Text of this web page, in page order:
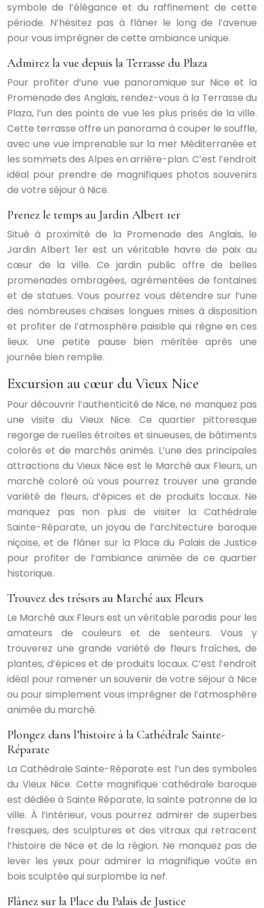
symbole de l’élégance et du raffinement de cette
période. N’hésitez pas à flâner le long de l’avenue
pour vous imprégner de cette ambiance unique.
Admirez la vue depuis la Terrasse du Plaza
Pour profiter d’une vue panoramique sur Nice et la
Promenade des Anglais, rendez-vous à la Terrasse du
Plaza, l’un des points de vue les plus prisés de la ville.
Cette terrasse offre un panorama à couper le souffle,
avec une vue imprenable sur la mer Méditerranée et
les sommets des Alpes en arrière-plan. C’est l’endroit
idéal pour prendre de magnifiques photos souvenirs
de votre séjour à Nice.
Prenez le temps au Jardin Albert 1er
Situé à proximité de la Promenade des Anglais, le
Jardin Albert 1er est un véritable havre de paix au
cœur de la ville. Ce jardin public offre de belles
promenades ombragées, agrémentées de fontaines
et de statues. Vous pourrez vous détendre sur l’une
des nombreuses chaises longues mises à disposition
et profiter de l’atmosphère paisible qui règne en ces
lieux. Une petite pause bien méritée après une
journée bien remplie.
Excursion au cœur du Vieux Nice
Pour découvrir l’authenticité de Nice, ne manquez pas
une visite du Vieux Nice. Ce quartier pittoresque
regorge de ruelles étroites et sinueuses, de bâtiments
colorés et de marchés animés. L’une des principales
attractions du Vieux Nice est le Marché aux Fleurs, un
marché coloré où vous pourrez trouver une grande
variété de fleurs, d’épices et de produits locaux. Ne
manquez pas non plus de visiter la Cathédrale
Sainte-Réparate, un joyau de l’architecture baroque
niçoise, et de flâner sur la Place du Palais de Justice
pour profiter de l’ambiance animée de ce quartier
historique.
Trouvez des trésors au Marché aux Fleurs
Le Marché aux Fleurs est un véritable paradis pour les
amateurs de couleurs et de senteurs. Vous y
trouverez une grande variété de fleurs fraîches, de
plantes, d’épices et de produits locaux. C’est l’endroit
idéal pour ramener un souvenir de votre séjour à Nice
ou pour simplement vous imprégner de l’atmosphère
animée du marché.
Plongez dans l’histoire à la Cathédrale Sainte-
Réparate
La Cathédrale Sainte-Réparate est l’un des symboles
du Vieux Nice. Cette magnifique cathédrale baroque
est dédiée à Sainte Réparate, la sainte patronne de la
ville. À l’intérieur, vous pourrez admirer de superbes
fresques, des sculptures et des vitraux qui retracent
l’histoire de Nice et de la région. Ne manquez pas de
lever les yeux pour admirer la magnifique voûte en
bois sculptée qui surplombe la nef.
Flânez sur la Place du Palais de Justice